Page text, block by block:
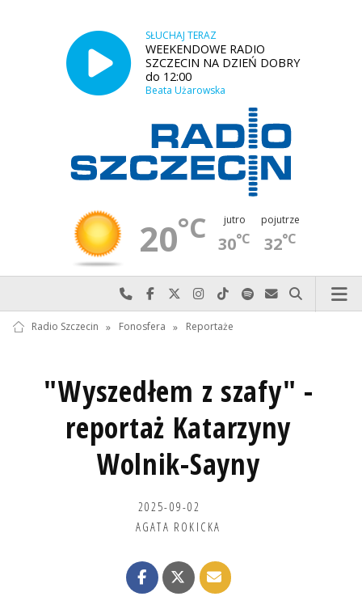
SŁUCHAJ TERAZ
WEEKENDOWE RADIO
SZCZECIN NA DZIEŃ DOBRY
do 12:00
Beata Użarowska
20°C jutro
30°C
pojutrze
32°C
Najlepiej po prostu do nas zadzwoń
Odwiedź nas na Facebook-u
Odwiedź nas na X
Odwiedź nas na Instagram-ie
Odwiedź nas na TikTok-u
Szukaj nas na Spotify
Wyślij do nas
Szukaj
Radio Szczecin » Fonosfera » Reportaże
"Wyszedłem z szafy" -
reportaż Katarzyny
Wolnik-Sayny
2025-09-02
AGATA ROKICKA